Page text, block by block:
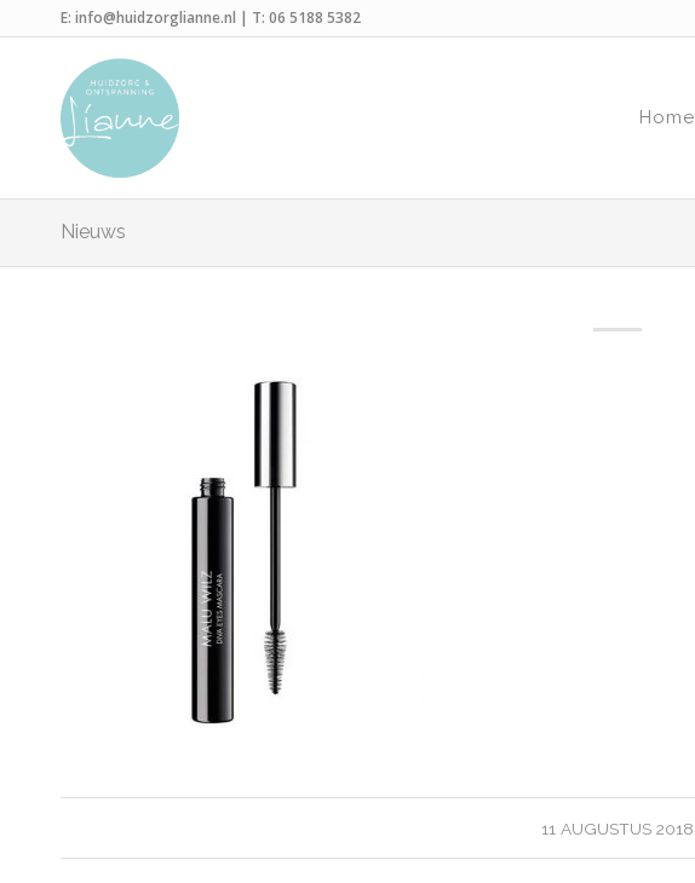
E: info@huidzorglianne.nl | T: 06 5188 5382
Home
Nieuws
11 AUGUSTUS 2018